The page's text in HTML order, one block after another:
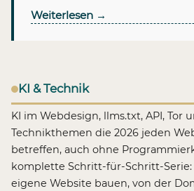
Weiterlesen →
KI & Technik
KI im Webdesign, llms.txt, API, Tor
Technikthemen die 2026 jeden
betreffen, auch ohne
komplette Schritt-für-Schritt-Serie:
eigene Website bauen, von der